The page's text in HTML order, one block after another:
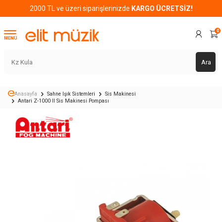
2000 TL ve üzeri siparişlerinizde KARGO ÜCRETSİZ!
MENÜ
Ara
0
Anasayfa Sahne Işık Sistemleri
Sis Makinesi
Antari Z-1000 II Sis Makinesi Pompası